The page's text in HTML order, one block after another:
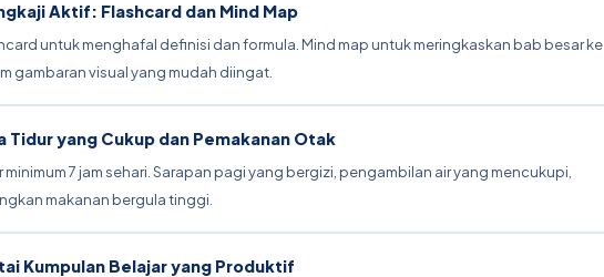
Aktif: Flashcard dan Mind Map
untuk menghafal definisi dan formula. Mind map untuk meringkaskan bab besar ke
gambaran visual yang mudah diingat.
Tidur yang Cukup dan Pemakanan Otak
minimum 7 jam sehari. Sarapan pagi yang bergizi, pengambilan air yang mencukupi,
makanan bergula tinggi.
Kumpulan Belajar yang Produktif